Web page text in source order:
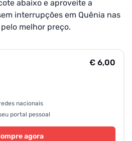
abaixo e aproveite a
interrupções em Quênia nas
melhor preço.
€ 6,00
nacionais
portal pessoal
agora